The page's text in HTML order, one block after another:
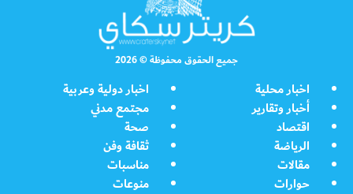
جميع الحقوق محفوظة © 2026
اخبار محلية
اخبار دولية وعربية
أخبار وتقارير
مجتمع مدني
اقتصاد
صحة
الرياضة
ثقافة وفن
مقالات
مناسبات
حوارات
منوعات